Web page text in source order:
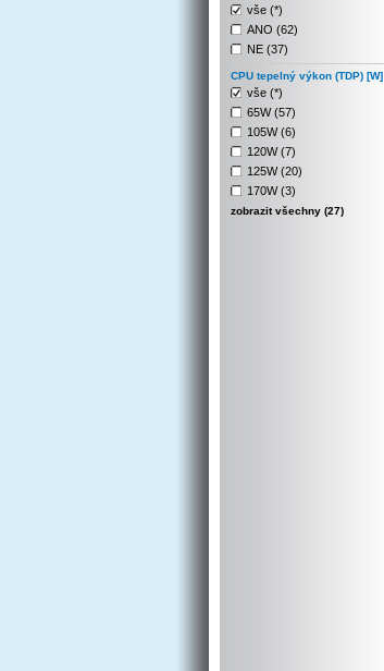
vše (*)
ANO (62)
NE (37)
CPU tepelný výkon (TDP) [W]
vše (*)
65W (57)
105W (6)
120W (7)
125W (20)
170W (3)
zobrazit všechny (27)